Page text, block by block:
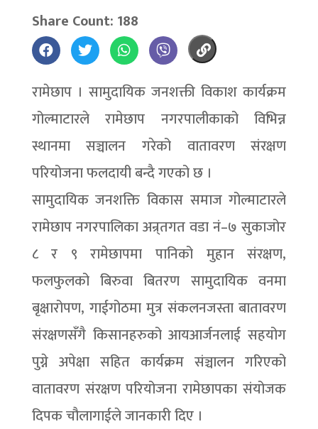
Share Count: 188
रामेछाप । सामुदायिक जनशक्ती विकाश कार्यक्रम
गोल्माटारले रामेछाप नगरपालीकाको विभिन्न
स्थानमा सञ्चालन गरेको वातावरण संरक्षण
परियोजना फलदायी बन्दै गएको छ ।
सामुदायिक जनशक्ति विकास समाज गोल्माटारले
रामेछाप नगरपालिका अन्र्तगत वडा नं–७ सुकाजोर
८ र ९ रामेछापमा पानिको मुहान संरक्षण,
फलफुलको बिरुवा बितरण सामुदायिक वनमा
बृक्षारोपण, गाईगोठमा मुत्र संकलनजस्ता बातावरण
संरक्षणसँंगै किसानहरुको आयआर्जनलाई सहयोग
पुग्ने अपेक्षा सहित कार्यक्रम संञ्चालन गरिएको
वातावरण संरक्षण परियोजना रामेछापका संयोजक
दिपक चौलागाईले जानकारी दिए ।